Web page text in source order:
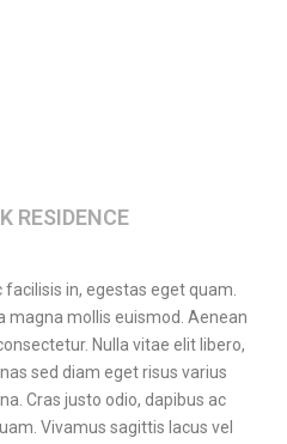
RESIDENCE
in, egestas eget quam.
magna mollis euismod. Aenean
Nulla vitae elit libero,
sed diam eget risus varius
Cras justo odio, dapibus ac
Vivamus sagittis lacus vel